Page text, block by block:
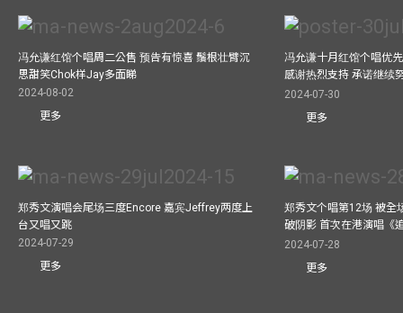
冯允谦红馆个唱周二公售 预告有惊喜 鬚根壮臂沉
思甜笑Chok样Jay多面睇
2024-08-02
更多
冯允谦十月红馆个唱优
感谢热烈支持 承诺继续
2024-07-30
更多
郑秀文演唱会尾场三度Encore 嘉宾Jeffrey两度上
台又唱又跳
2024-07-29
更多
郑秀文个唱第12场 被全
破阴影 首次在港演唱《
2024-07-28
更多